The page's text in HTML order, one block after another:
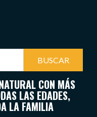
CON MÁS
LAS EDADES,
LA FAMILIA